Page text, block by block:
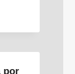
por